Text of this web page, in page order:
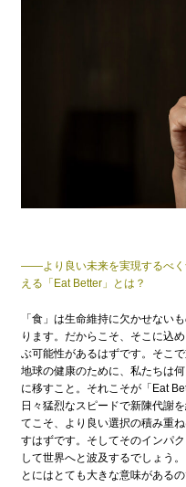
——より良い未来を実現するべく
える「Eat Better」とは？
「食」は生命維持に欠かせない
ります。だからこそ、そこに込
ぶ可能性があるはずです。そこ
地球の健康のために、私たちは
に移すこと。それこそが「Eat
日々猛烈なスピードで新陳代謝
てこそ、より良い選択の積み重
すはずです。そしてそのインパ
して世界へと波及するでしょう
とにはとても大きな意味があるの